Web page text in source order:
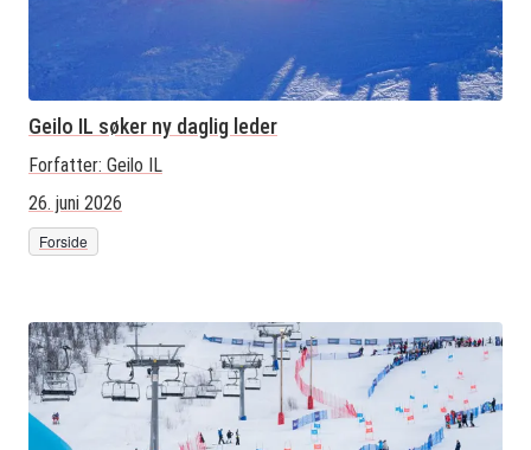
Geilo IL søker ny daglig leder
Forfatter: Geilo IL
26. juni 2026
Forside